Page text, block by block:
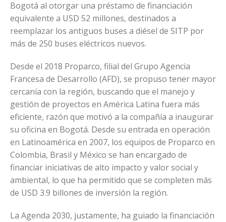
Bogotá al otorgar una préstamo de financiación
equivalente a USD 52 millones, destinados a
reemplazar los antiguos buses a diésel de SITP por
más de 250 buses eléctricos nuevos.
Desde el 2018 Proparco, filial del Grupo Agencia
Francesa de Desarrollo (AFD), se propuso tener mayor
cercanía con la región, buscando que el manejo y
gestión de proyectos en América Latina fuera más
eficiente, razón que motivó a la compañía a inaugurar
su oficina en Bogotá. Desde su entrada en operación
en Latinoamérica en 2007, los equipos de Proparco en
Colombia, Brasil y México se han encargado de
financiar iniciativas de alto impacto y valor social y
ambiental, lo que ha permitido que se completen más
de USD 3.9 billones de inversión la región.
La Agenda 2030, justamente, ha guiado la financiación